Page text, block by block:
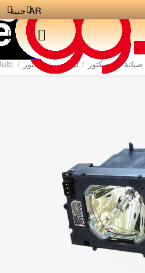
جنية AR
صيانة بروجيكتور / لمبات بروجيكتور /